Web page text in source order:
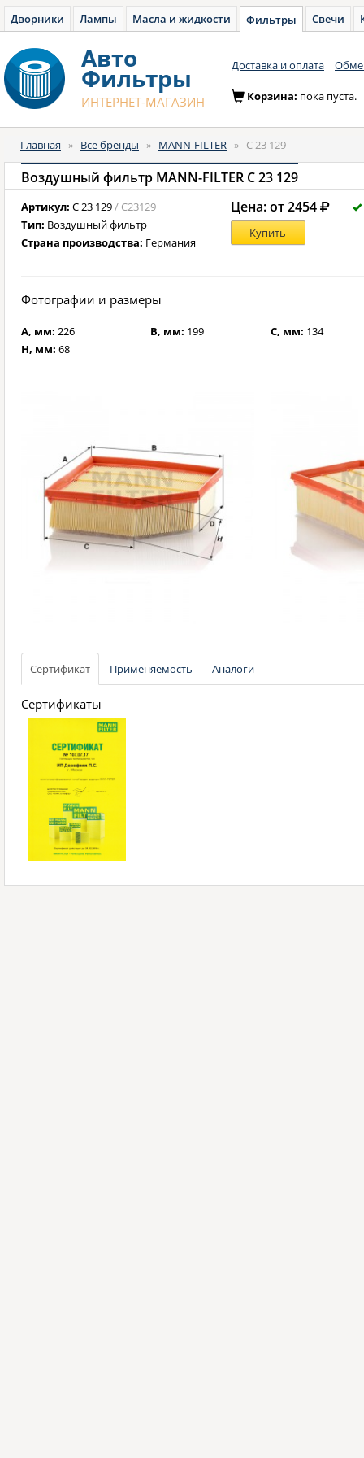
Дворники Лампы Масла и жидкости Фильтры Свечи
Авто
Фильтры
ИНТЕРНЕТ-МАГАЗИН
Доставка и оплата
Корзина: пока пуста.
Главная » Все бренды » MANN-FILTER » C 23 129
Воздушный фильтр MANN-FILTER C 23 129
Артикул: C 23 129/ C23129
Тип: Воздушный фильтр
Страна производства: Германия
Цена: от 2454
Купить
Фотографии и размеры
A, мм: 226 B, мм: 199 C, мм: 134
H, мм: 68
Сертификат Применяемость Аналоги
Сертификаты